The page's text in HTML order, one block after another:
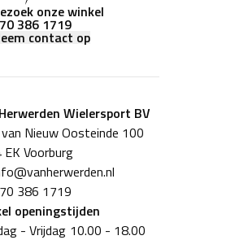
onze winkel
386 1719
contact op
Wielersport BV
Nieuw Oosteinde 100
Voorburg
386 1719
openingstijden
- Vrijdag 10.00 - 18.00